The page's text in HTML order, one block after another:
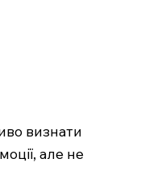
визнати
але не